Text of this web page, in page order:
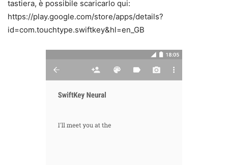
tastiera, è possibile scaricarlo qui:
https://play.google.com/store/apps/details?
id=com.touchtype.swiftkey&hl=en_GB